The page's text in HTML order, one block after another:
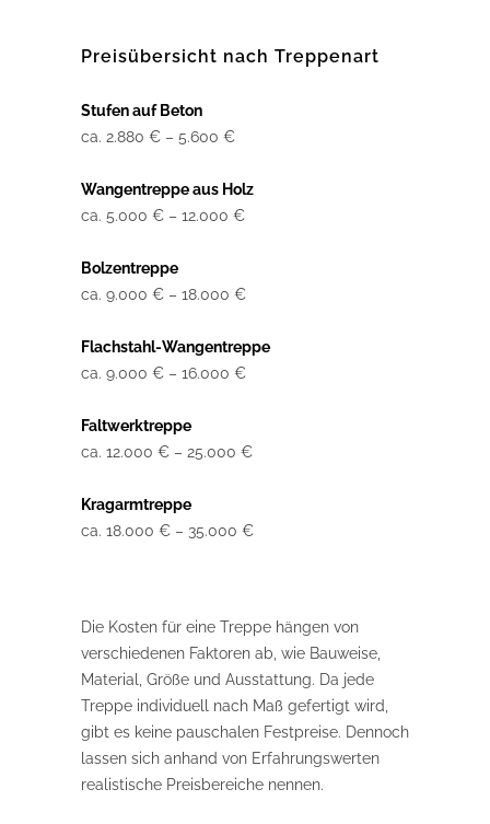
Preisübersicht nach Treppenart
Stufen auf Beton
ca. 2.880 € – 5.600 €
Wangentreppe aus Holz
ca. 5.000 € – 12.000 €
Bolzentreppe
ca. 9.000 € – 18.000 €
Flachstahl-Wangentreppe
ca. 9.000 € – 16.000 €
Faltwerktreppe
ca. 12.000 € – 25.000 €
Kragarmtreppe
ca. 18.000 € – 35.000 €
Die Kosten für eine Treppe hängen von
verschiedenen Faktoren ab, wie Bauweise,
Material, Größe und Ausstattung. Da jede
Treppe individuell nach Maß gefertigt wird,
gibt es keine pauschalen Festpreise. Dennoch
lassen sich anhand von Erfahrungswerten
realistische Preisbereiche nennen.